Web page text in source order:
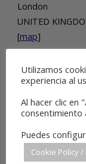
London
UNITED
[map]
SHOPS
Utilizamos
experiencia al
Al hacer clic en
consentimiento
Puedes
Cookie Policy